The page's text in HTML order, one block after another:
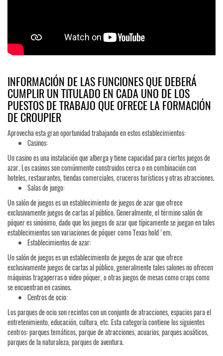
INFORMACIÓN DE LAS FUNCIONES QUE DEBERÁ
CUMPLIR UN TITULADO EN CADA UNO DE LOS
PUESTOS DE TRABAJO QUE OFRECE LA FORMACIÓN
DE CROUPIER
Aprovecha esta gran oportunidad trabajando en estos establecimientos:
Casinos:
Un casino es una instalación que alberga y tiene capacidad para ciertos juegos de
azar. Los casinos son comúnmente construidos cerca o en combinación con
hoteles, restaurantes, tiendas comerciales, cruceros turísticos y otras atracciones.
Salas de juego:
Un salón de juegos es un establecimiento de juegos de azar que ofrece
exclusivamente juegos de cartas al público. Generalmente, el término salón de
póquer es sinónimo, dado que los juegos de azar que típicamente se juegan en tales
establecimientos son variaciones de póquer como Texas hold 'em.
Establecimientos de azar:
Un salón de juegos es un establecimiento de juegos de azar que ofrece
exclusivamente juegos de cartas al público, generalmente tales salones no ofrecen
máquinas tragaperras o video póquer, o otras juegos de mesas como craps como
se encuentran en casinos.
Centros de ocio:
Los parques de ocio son recintos con un conjunto de atracciones, espacios para el
entretenimiento, educación, cultura, etc. Esta categoría contiene los siguientes
centros: parques temáticos, parque de atracciones, acuarios, parques acuáticos,
parques de la naturaleza, parques de aventura.